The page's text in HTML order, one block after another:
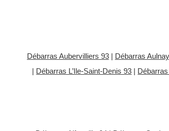
Débarras Aubervilliers 93| Débarras
| Débarras L’Ile-Saint-Denis 93 |